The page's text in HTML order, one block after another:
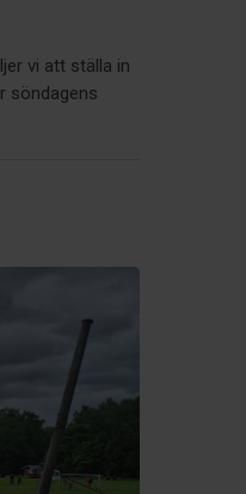
vi att ställa in
söndagens